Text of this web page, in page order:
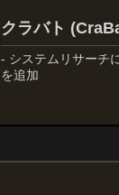
クラバト
- システムリサーチ
を追加